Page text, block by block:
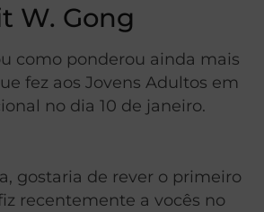
W. Gong
como ponderou ainda mais
fez aos Jovens Adultos em
no dia 10 de janeiro.
gostaria de rever o primeiro
recentemente a vocês no